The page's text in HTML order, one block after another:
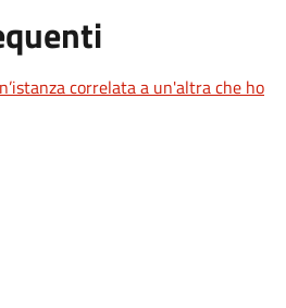
correlata a un'altra che ho